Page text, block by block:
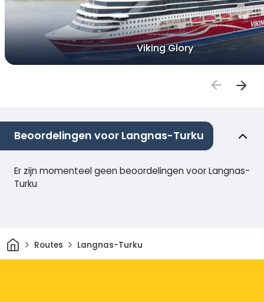
Viking Glory
Beoordelingen voor Langnas-Turku
Er zijn momenteel geen beoordelingen voor Langnas-
Turku
ThuisRoutes Langnas-Turku